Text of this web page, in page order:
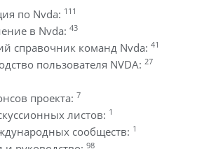
по Nvda: 111
в Nvda: 43
справочник команд Nvda: 41
пользователя NVDA: 27
проекта: 7
листов: 1
сообществ: 1
98